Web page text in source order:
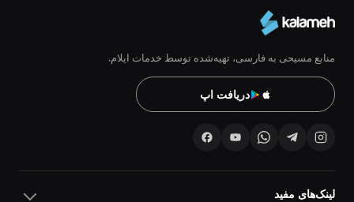
منابع مسیحی به فارسی، تهیه‌شده توسط خدمات ایلام.
دریافت اپ
لینک‌های مفید